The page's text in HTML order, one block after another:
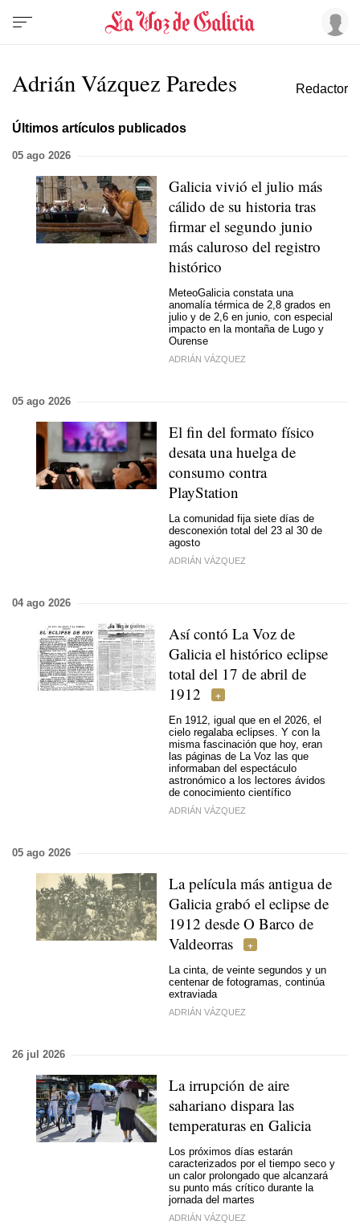
Adrián Vázquez Paredes Redactor
Últimos artículos publicados
05 ago 2026
Galicia vivió el julio más
cálido de su historia tras
firmar el segundo junio
más caluroso del registro
histórico
MeteoGalicia constata una
anomalía térmica de 2,8 grados en
julio y de 2,6 en junio, con especial
impacto en la montaña de Lugo y
Ourense
ADRIÁN VÁZQUEZ
05 ago 2026
El fin del formato físico
desata una huelga de
consumo contra
PlayStation
La comunidad fija siete días de
desconexión total del 23 al 30 de
agosto
ADRIÁN VÁZQUEZ
04 ago 2026
Así contó La Voz de
Galicia el histórico eclipse
total del 17 de abril de
1912
En 1912, igual que en el 2026, el
cielo regalaba eclipses. Y con la
misma fascinación que hoy, eran
las páginas de La Voz las que
informaban del espectáculo
astronómico a los lectores ávidos
de conocimiento científico
ADRIÁN VÁZQUEZ
05 ago 2026
La película más antigua de
Galicia grabó el eclipse de
1912 desde O Barco de
Valdeorras
La cinta, de veinte segundos y un
centenar de fotogramas, continúa
extraviada
ADRIÁN VÁZQUEZ
26 jul 2026
La irrupción de aire
sahariano dispara las
temperaturas en Galicia
Los próximos días estarán
caracterizados por el tiempo seco y
un calor prolongado que alcanzará
su punto más crítico durante la
jornada del martes
ADRIÁN VÁZQUEZ